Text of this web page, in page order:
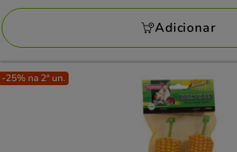
KG
Adicionar
-25% na 2ª un.